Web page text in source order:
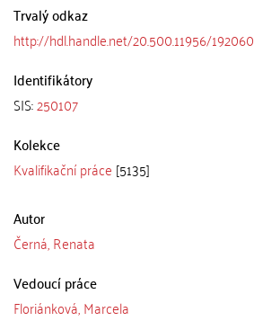
Trvalý odkaz
http://hdl.handle.net/20.500.11956/192060
Identifikátory
SIS:250107
Kolekce
Kvalifikační práce [5135]
Autor
Černá, Renata
Vedoucí práce
Floriánková, Marcela